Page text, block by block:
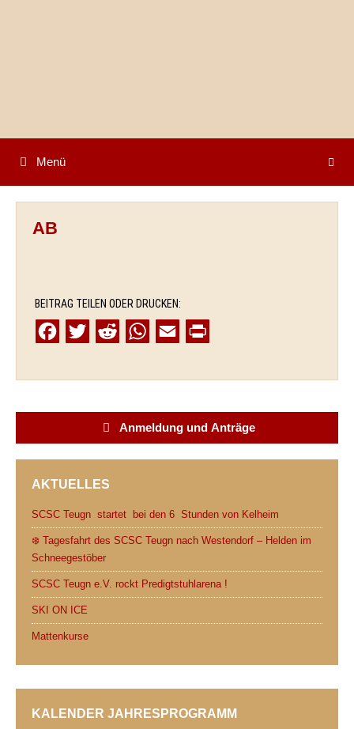
Menü
AB
BEITRAG TEILEN ODER DRUCKEN:
c
i
d
i
W
a
s
a
l
i
t
Anmeldung und Anträge
AKTUELLES
SCSC Teugn startet bei den 6 Stunden von Kelheim
❄️ Tagesfahrt des SCSC Teugn nach Westendorf – Helden im
Schneegestöber
SCSC Teugn e.V. rockt Predigtstuhlarena !
SKI ON ICE
Mattenkurse
KALENDER JAHRESPROGRAMM